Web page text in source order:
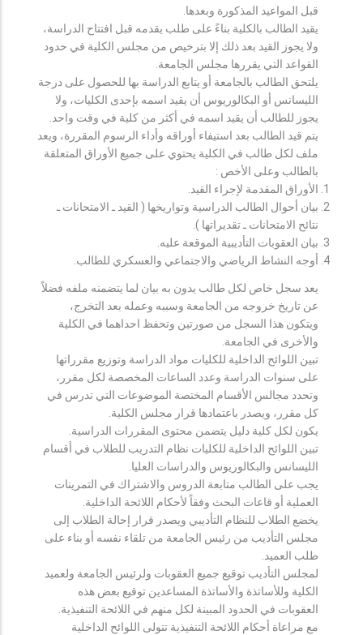
قبل المواعيد المذكورة وبعدها.
يقيد الطالب بالكلية بناءً على طلب يقدمه قبل افتتاح الدراسة،
ولا يجوز القيد بعد ذلك إلا بترخيص من مجلس الكلية في حدود
القواعد التي يقررها مجلس الجامعة.
يلتحق الطالب بالجامعة أو يتابع الدراسة بها للحصول على درجة
الليسانس أو البكالوريوس أن يقيد اسمه بإحدى الكليات، ولا
يجوز للطالب أن يقيد اسمه في أكثر من كلية في وقت واحد.
يتم قيد الطالب بعد استيفاء أوراقه وأداء الرسوم المقررة، ويعد
ملف لكل طالب في الكلية يحتوي على جميع الأوراق المتعلقة
بالطالب وعلى الأخص :
الأوراق المقدمة لإجراء القيد.
بيان أحوال الطالب الدراسية وتواريخها ( القيد ـ الامتحانات ـ
نتائح الامتحانات ـ تقديراتها ).
بيان العقوبات التأديبية الموقعة عليه.
أوجه النشاط الرياضي والاجتماعي والعسكري للطالب.
يعد سجل خاص لكل طالب يدون به بيان لما يتضمنه ملفه فضلاً
عن تاريخ خروجه من الجامعة وسببه وعمله بعد التخرج،
ويتكون هذا السجل من صورتين وتحفظ احداهما في الكلية
والأخرى في الجامعة.
تبين اللوائح الداخلية للكليات مواد الدراسة وتوزيع مقرراتها
على سنوات الدراسة وعدد الساعات المخصصة لكل مقرر،
وتحدد مجالس الأقسام المختصة الموضوعات التي تدرس في
كل مقرر، ويصدر باعتمادها قرار مجلس الكلية.
يكون لكل كلية دليل يتضمن محتوى المقررات الدراسية.
تبين اللوائح الداخلية للكليات نظام التدريب للطلاب في أقسام
الليسانس والبكالوريوس والدراسات العليا.
يجب على الطالب متابعة الدروس والاشتراك في التمرينات
العملية أو قاعات البحث وفقاً لأحكام اللائحة الداخلية.
يخضع الطلاب للنظام التأديبي ويصدر قرار إحالة الطلاب إلى
مجلس التأديب من رئيس الجامعة من تلقاء نفسه أو بناء على
طلب العميد.
لمجلس التأديب توقيع جميع العقوبات ولرئيس الجامعة ولعميد
الكلية وللأساتذة والأساتذة المساعدين توقيع بعض هذه
العقوبات في الحدود المبينة لكل منهم في اللائحة التنفيذية.
مع مراعاة أحكام اللائحة التنفيذية تتولى اللوائح الداخلية